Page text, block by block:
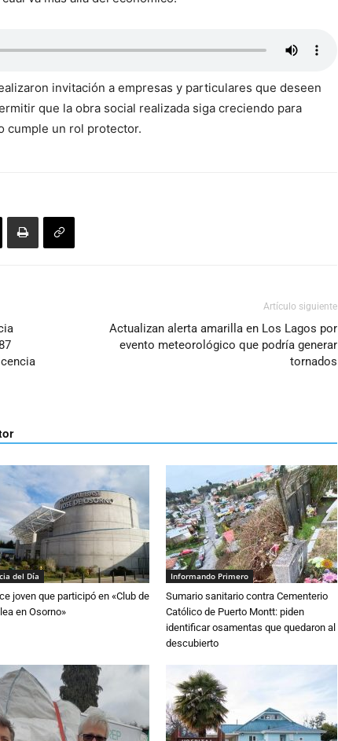
invitación a empresas y particulares que deseen
que la obra social realizada siga creciendo para
cumple un rol protector.
Artículo siguiente
Actualizan alerta amarilla en Los Lagos por
evento meteorológico que podría generar
tornados
del Día
joven que participó en «Club de
en Osorno»
Informando Primero
Sumario sanitario contra Cementerio
Católico de Puerto Montt: piden
identificar osamentas que quedaron al
descubierto